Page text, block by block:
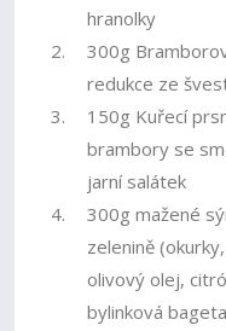
hranolky
2.
300g
redukce ze
3.
150g Kuřecí
brambory se
jarní salátek
4.
300g mažené
zelenině
olivový olej,
bylinková bageta